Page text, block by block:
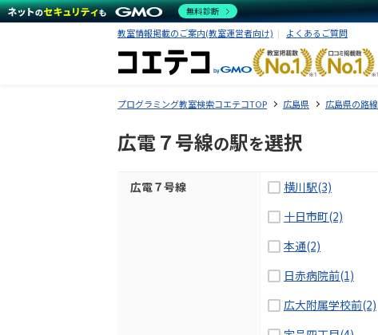
教室情報掲載のご案内(教室運営者向け) よくあるご質問
プログラミング教室検索コエテコTOP 広島県 広島県の路線
広電７号線の駅を選択
広電７号線 横川駅(3)
十日市町(2)
本通(2)
日赤病院前(1)
広大附属学校前(2)
無料診断